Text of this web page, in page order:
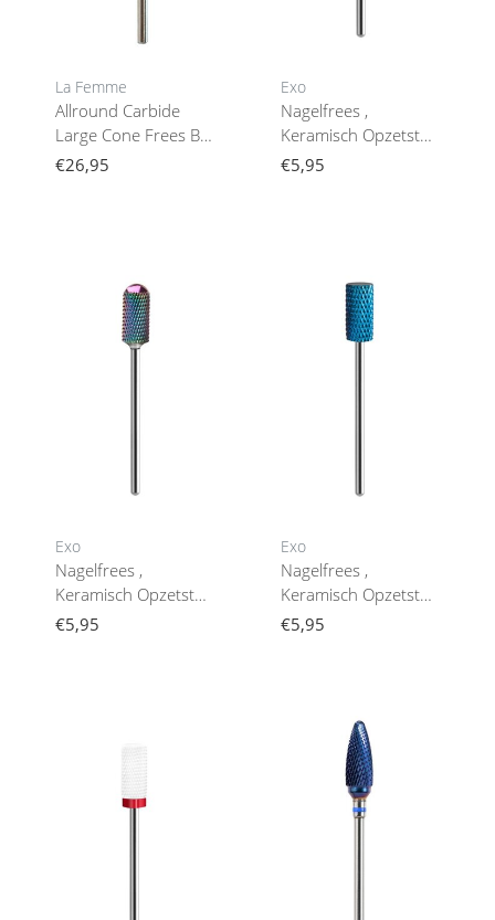
La Femme
Allround Carbide
Large Cone Frees Bit
5 ( Medium)
€26,95
Exo
Nagelfrees ,
Keramisch Opzetstuk
Nagelfreesrainbow
€5,95
Exo
Nagelfrees ,
Keramisch Opzetstuk
Nagelfreesrainbow
€5,95
Exo
Nagelfrees ,
Keramisch Opzetstuk
Nagelfreesharde
€5,95